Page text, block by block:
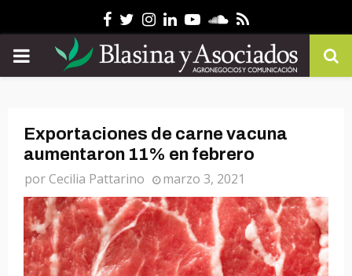
Facebook
Twitter
Instagram
Linkedin
YoutubeSoundcloud
Rss
PRIMARY
Exportaciones de carne vacuna
aumentaron 11% en febrero
porCecilia Pattarino marzo 3, 2021